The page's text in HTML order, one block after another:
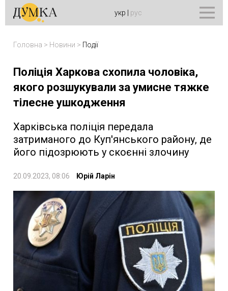
укр рус
Головна > Новини > Події
Поліція Харкова схопила чоловіка,
якого розшукували за умисне тяжке
тілесне ушкодження
Харківська поліція передала
затриманого до Куп'янського району, де
його підозрюють у скоєнні злочину
20.09.2023, 08:06 Юрій Ларін